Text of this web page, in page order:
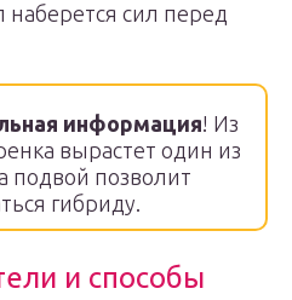
сил перед
информация! Из
вырастет один из
подвой позволит
гибриду.
и способы